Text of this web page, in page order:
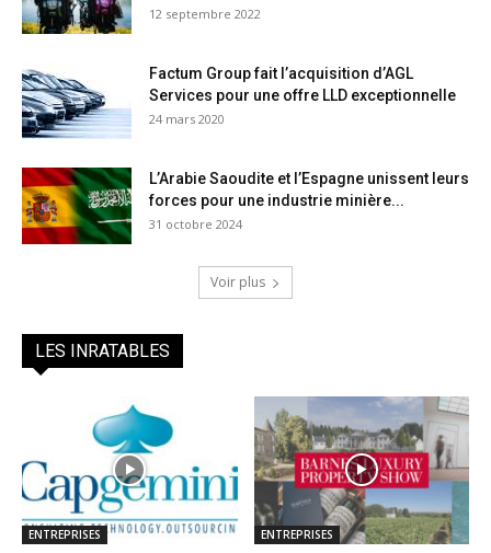
12 septembre 2022
Factum Group fait l’acquisition d’AGL
Services pour une offre LLD exceptionnelle
24 mars 2020
L’Arabie Saoudite et l’Espagne unissent leurs
forces pour une industrie minière...
31 octobre 2024
Voir plus
LES INRATABLES
ENTREPRISES ENTREPRISES